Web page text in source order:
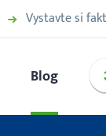
Vystavte si
Blog